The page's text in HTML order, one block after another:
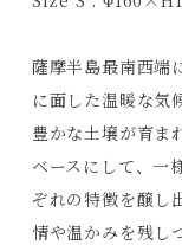
薩摩半島最南西端
に面した温暖な気
豊かな土壌が育ま
ベースにして、一
ぞれの特徴を醸し
情や温かみを残し